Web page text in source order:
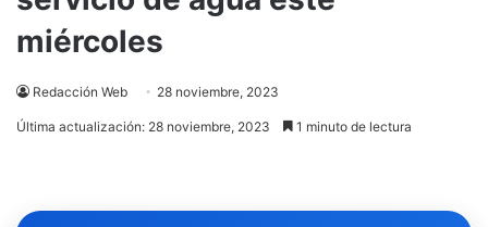
miércoles
Redacción Web 28 noviembre, 2023
Última actualización: 28 noviembre, 2023 1 minuto de lectura